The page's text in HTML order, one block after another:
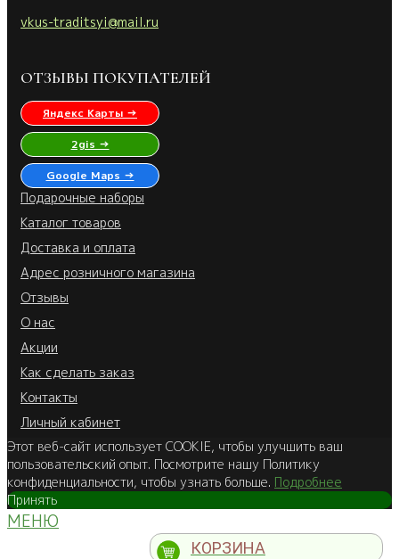
vkus-traditsyi@mail.ru
ОТЗЫВЫ ПОКУПАТЕЛЕЙ
Яндекс Карты →
2gis →
Google Maps →
Подарочные наборы
Каталог товаров
Доставка и оплата
Адрес розничного магазина
Отзывы
О нас
Акции
Как сделать заказ
Контакты
Личный кабинет
Этот веб-сайт использует COOKIE, чтобы улучшить ваш
пользовательский опыт. Посмотрите нашу Политику
конфиденциальности, чтобы узнать больше. Подробнее
Принять
МЕНЮ
КОРЗИНА